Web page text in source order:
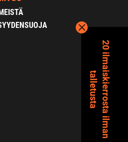
2
0
i
l
m
a
is
k
i
e
r
r
o
s
t
a
i
l
m
a
n
ta
l
l
e
t
u
s
t
a